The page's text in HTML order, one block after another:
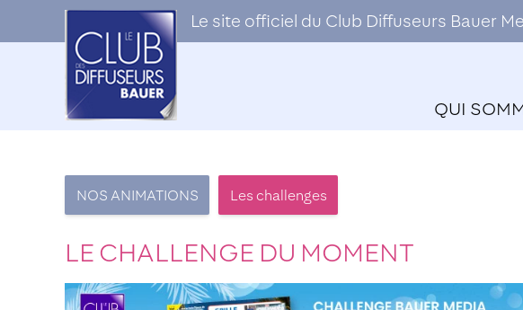
Le site officiel du Club Diffuseurs Bauer
QUI
NOS ANIMATIONS Les challenges
LE CHALLENGE DU MOMENT